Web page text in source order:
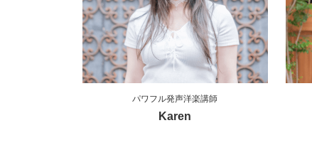
パワフル発声洋楽講師
Karen